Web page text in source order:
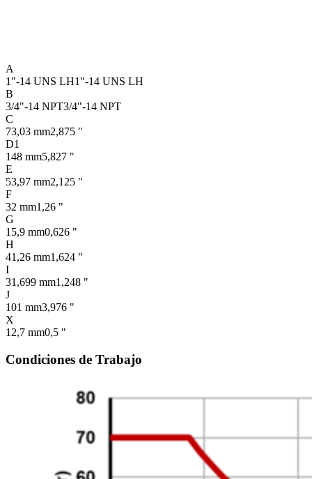
A
1"-14 UNS LH1"-14 UNS LH
B
3/4"-14 NPT3/4"-14 NPT
C
73,03 mm2,875 "
D1
148 mm5,827 "
E
53,97 mm2,125 "
F
32 mm1,26 "
G
15,9 mm0,626 "
H
41,26 mm1,624 "
I
31,699 mm1,248 "
J
101 mm3,976 "
X
12,7 mm0,5 "
Condiciones de Trabajo